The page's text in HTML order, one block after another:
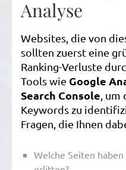
Analyse
Websites, die von
sollten zuerst eine
Ranking-Verluste
Tools wie Google
Search Console ,
Keywords zu
Fragen, die Ihnen
Welche Seiten